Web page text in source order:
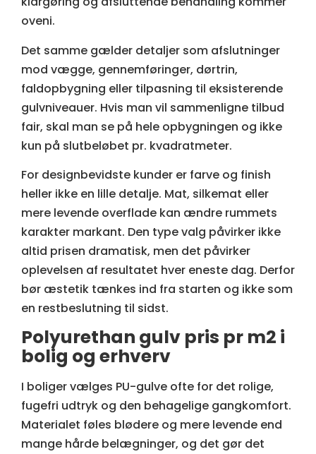
oveni.
Det samme gælder detaljer som afslutninger
mod vægge, gennemføringer, dørtrin,
faldopbygning eller tilpasning til eksisterende
gulvniveauer. Hvis man vil sammenligne tilbud
fair, skal man se på hele opbygningen og ikke
kun på slutbeløbet pr. kvadratmeter.
For designbevidste kunder er farve og finish
heller ikke en lille detalje. Mat, silkemat eller
mere levende overflade kan ændre rummets
karakter markant. Den type valg påvirker ikke
altid prisen dramatisk, men det påvirker
oplevelsen af resultatet hver eneste dag. Derfor
bør æstetik tænkes ind fra starten og ikke som
en restbeslutning til sidst.
Polyurethan gulv pris pr m2 i
bolig og erhverv
I boliger vælges PU-gulve ofte for det rolige,
fugefri udtryk og den behagelige gangkomfort.
Materialet føles blødere og mere levende end
mange hårde belægninger, og det gør det